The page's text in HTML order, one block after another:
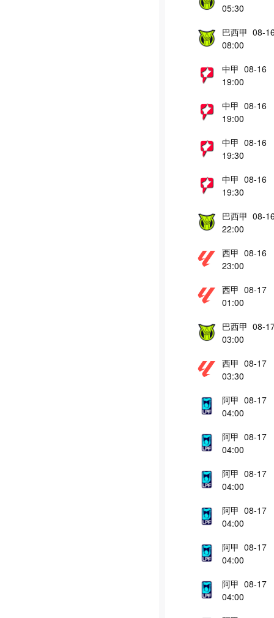
05:30
巴西甲 08-
08:00
中甲 08-16
19:00
中甲 08-16
19:00
中甲 08-16
19:30
中甲 08-16
19:30
巴西甲 08-
22:00
西甲 08-16
23:00
西甲 08-17
01:00
巴西甲 08-
03:00
西甲 08-17
03:30
阿甲 08-17
04:00
阿甲 08-17
04:00
阿甲 08-17
04:00
阿甲 08-17
04:00
阿甲 08-17
04:00
阿甲 08-17
04:00